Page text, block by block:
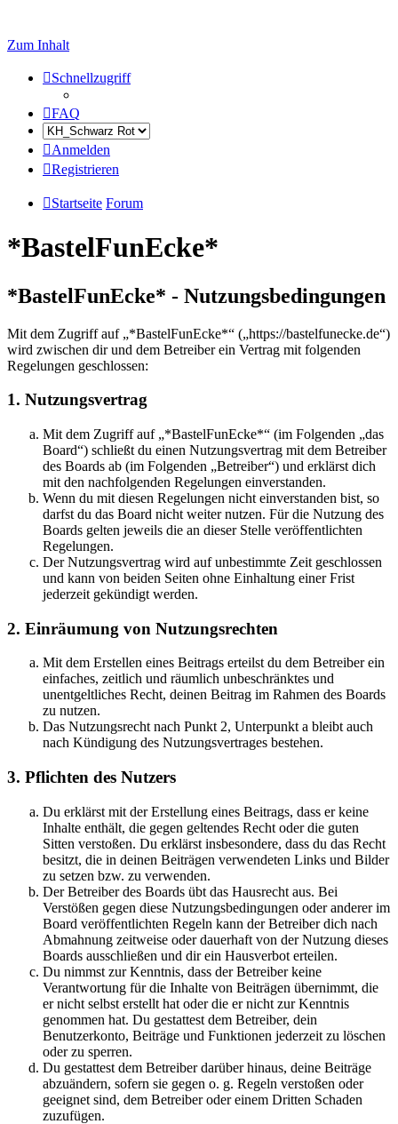
Zum Inhalt
Schnellzugriff
FAQ
Anmelden
Registrieren
Startseite Forum
*BastelFunEcke*
*BastelFunEcke* - Nutzungsbedingungen
Mit dem Zugriff auf „*BastelFunEcke*“ („https://bastelfunecke.de“)
wird zwischen dir und dem Betreiber ein Vertrag mit folgenden
Regelungen geschlossen:
1. Nutzungsvertrag
Mit dem Zugriff auf „*BastelFunEcke*“ (im Folgenden „das
Board“) schließt du einen Nutzungsvertrag mit dem Betreiber
des Boards ab (im Folgenden „Betreiber“) und erklärst dich
mit den nachfolgenden Regelungen einverstanden.
Wenn du mit diesen Regelungen nicht einverstanden bist, so
darfst du das Board nicht weiter nutzen. Für die Nutzung des
Boards gelten jeweils die an dieser Stelle veröffentlichten
Regelungen.
Der Nutzungsvertrag wird auf unbestimmte Zeit geschlossen
und kann von beiden Seiten ohne Einhaltung einer Frist
jederzeit gekündigt werden.
2. Einräumung von Nutzungsrechten
Mit dem Erstellen eines Beitrags erteilst du dem Betreiber ein
einfaches, zeitlich und räumlich unbeschränktes und
unentgeltliches Recht, deinen Beitrag im Rahmen des Boards
zu nutzen.
Das Nutzungsrecht nach Punkt 2, Unterpunkt a bleibt auch
nach Kündigung des Nutzungsvertrages bestehen.
3. Pflichten des Nutzers
Du erklärst mit der Erstellung eines Beitrags, dass er keine
Inhalte enthält, die gegen geltendes Recht oder die guten
Sitten verstoßen. Du erklärst insbesondere, dass du das Recht
besitzt, die in deinen Beiträgen verwendeten Links und Bilder
zu setzen bzw. zu verwenden.
Der Betreiber des Boards übt das Hausrecht aus. Bei
Verstößen gegen diese Nutzungsbedingungen oder anderer im
Board veröffentlichten Regeln kann der Betreiber dich nach
Abmahnung zeitweise oder dauerhaft von der Nutzung dieses
Boards ausschließen und dir ein Hausverbot erteilen.
Du nimmst zur Kenntnis, dass der Betreiber keine
Verantwortung für die Inhalte von Beiträgen übernimmt, die
er nicht selbst erstellt hat oder die er nicht zur Kenntnis
genommen hat. Du gestattest dem Betreiber, dein
Benutzerkonto, Beiträge und Funktionen jederzeit zu löschen
oder zu sperren.
Du gestattest dem Betreiber darüber hinaus, deine Beiträge
abzuändern, sofern sie gegen o. g. Regeln verstoßen oder
geeignet sind, dem Betreiber oder einem Dritten Schaden
zuzufügen.